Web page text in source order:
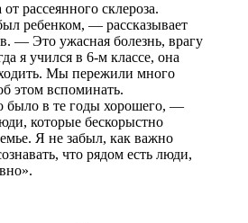
рассеянного склероза.
ребенком, — рассказывает
— Это ужасная болезнь, врагу
я учился в 6‑м классе, она
ходить. Мы пережили много
этом вспоминать.
было в те годы хорошего, —
которые бескорыстно
Я не забыл, как важно
что рядом есть люди,